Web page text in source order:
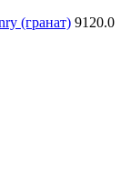
(гранат) 9120.0